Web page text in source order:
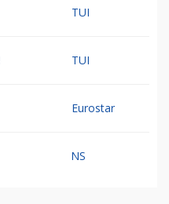
TUI
TUI
Eurostar
NS